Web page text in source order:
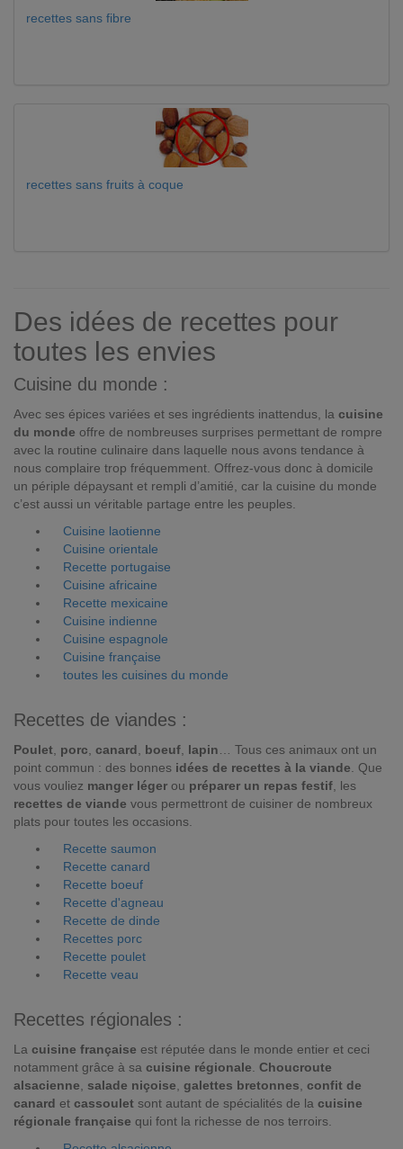
recettes sans fibre
recettes sans fruits à coque
Des idées de recettes pour
toutes les envies
Cuisine du monde :
Avec ses épices variées et ses ingrédients inattendus, la cuisine
du monde offre de nombreuses surprises permettant de rompre
avec la routine culinaire dans laquelle nous avons tendance à
nous complaire trop fréquemment. Offrez-vous donc à domicile
un périple dépaysant et rempli d’amitié, car la cuisine du monde
c’est aussi un véritable partage entre les peuples.
Cuisine laotienne
Cuisine orientale
Recette portugaise
Cuisine africaine
Recette mexicaine
Cuisine indienne
Cuisine espagnole
Cuisine française
toutes les cuisines du monde
Recettes de viandes :
Poulet porc canard boeuf lapin … Tous ces animaux ont un
point commun : des bonnes idées de recettes à la viande . Que
vous vouliez manger léger ou préparer un repas festif , les
recettes de viande vous permettront de cuisiner de nombreux
plats pour toutes les occasions.
Recette saumon
Recette canard
Recette boeuf
Recette d'agneau
Recette de dinde
Recettes porc
Recette poulet
Recette veau
Recettes régionales :
La cuisine française est réputée dans le monde entier et ceci
notamment grâce à sa cuisine régionale Choucroute
alsacienne
salade niçoise galettes bretonnes confit de
canard et cassoulet sont autant de spécialités de la cuisine
régionale française qui font la richesse de nos terroirs.